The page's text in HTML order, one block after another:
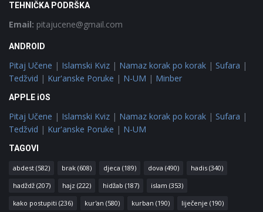
TEHNIČKA PODRŠKA
Email: pitajucene@gmail.com
ANDROID
Pitaj Učene | Islamski Kviz | Namaz korak po korak | Sufara |
Tedžvid | Kur'anske Poruke | N-UM | Minber
APPLE iOS
Pitaj Učene | Islamski Kviz | Namaz korak po korak | Sufara |
Tedžvid | Kur'anske Poruke | N-UM
TAGOVI
abdest (582) brak (608) djeca (189) dova (490) hadis (340)
hadždž (207) hajz (222) hidžab (187) islam (353)
kako postupiti (236) kur'an (580) kurban (190) liječenje (190)